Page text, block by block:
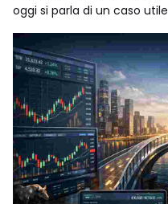
oggi si parla di un caso utile